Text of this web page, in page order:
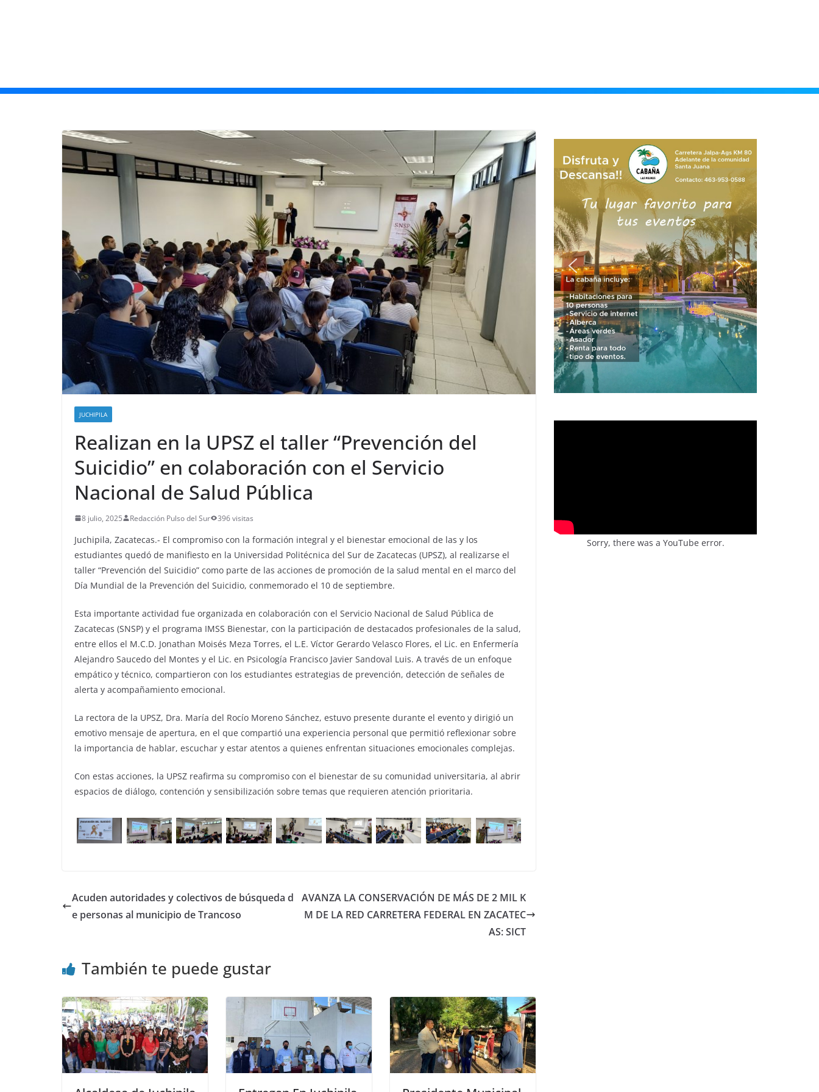
JUCHIPILA
Realizan en la UPSZ el taller “Prevención del
Suicidio” en colaboración con el Servicio
Nacional de Salud Pública
8 julio, 2025 Redacción Pulso del Sur 396 visitas
Juchipila, Zacatecas.- El compromiso con la formación integral y el bienestar emocional de las y los
estudiantes quedó de manifiesto en la Universidad Politécnica del Sur de Zacatecas (UPSZ), al realizarse el
taller “Prevención del Suicidio” como parte de las acciones de promoción de la salud mental en el marco del
Día Mundial de la Prevención del Suicidio, conmemorado el 10 de septiembre.
Esta importante actividad fue organizada en colaboración con el Servicio Nacional de Salud Pública de
Zacatecas (SNSP) y el programa IMSS Bienestar, con la participación de destacados profesionales de la salud,
entre ellos el M.C.D. Jonathan Moisés Meza Torres, el L.E. Víctor Gerardo Velasco Flores, el Lic. en Enfermería
Alejandro Saucedo del Montes y el Lic. en Psicología Francisco Javier Sandoval Luis. A través de un enfoque
empático y técnico, compartieron con los estudiantes estrategias de prevención, detección de señales de
alerta y acompañamiento emocional.
La rectora de la UPSZ, Dra. María del Rocío Moreno Sánchez, estuvo presente durante el evento y dirigió un
emotivo mensaje de apertura, en el que compartió una experiencia personal que permitió reflexionar sobre
la importancia de hablar, escuchar y estar atentos a quienes enfrentan situaciones emocionales complejas.
Con estas acciones, la UPSZ reafirma su compromiso con el bienestar de su comunidad universitaria, al abrir
espacios de diálogo, contención y sensibilización sobre temas que requieren atención prioritaria.
Acuden autoridades y colectivos de búsqueda d
e personas al municipio de Trancoso
AVANZA LA CONSERVACIÓN DE MÁS DE 2 MIL K
M DE LA RED CARRETERA FEDERAL EN ZACATEC
AS: SICT
También te puede gustar
Sorry, there was a YouTube error.